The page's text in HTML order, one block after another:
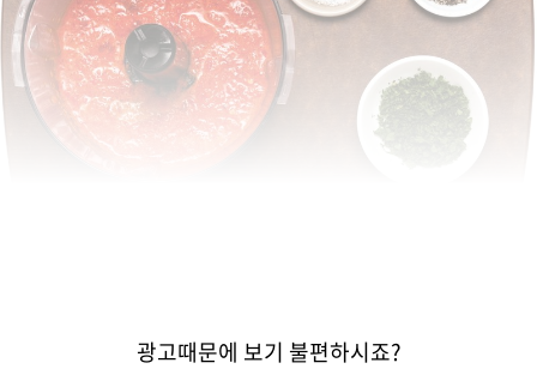
광고때문에 보기 불편하시죠?